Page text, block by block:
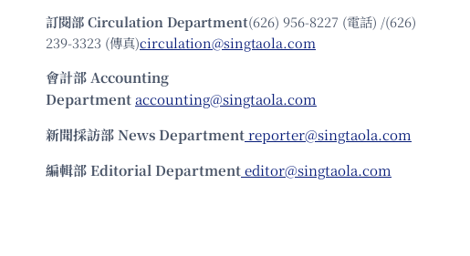
訂閱部 Circulation Department(626) 956-8227 (電話) /(626)
239-3323 (傳真)circulation@singtaola.com
會計部 Accounting
Departmentaccounting@singtaola.com
新聞採訪部 News Departmentreporter@singtaola.com
編輯部 Editorial Departmenteditor@singtaola.com